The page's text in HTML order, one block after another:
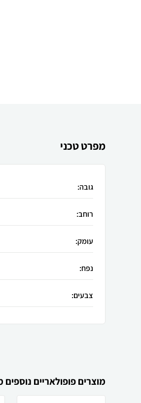
מפרט טכני
גובה:
רוחב:
עומק:
נפח:
צבעים:
מוצרים פופולאריים